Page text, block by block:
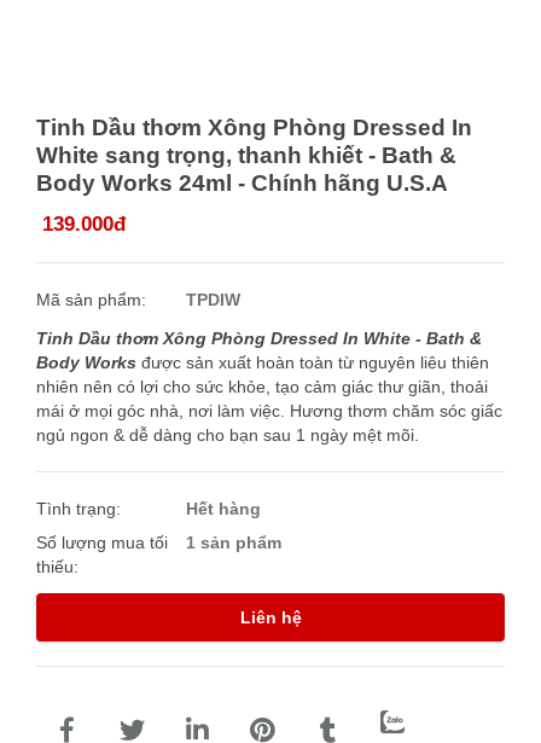
Tinh Dầu thơm Xông Phòng Dressed In
White sang trọng, thanh khiết - Bath &
Body Works 24ml - Chính hãng U.S.A
139.000đ
Mã sản phẩm:
TPDIW
Tinh Dầu thơm Xông Phòng Dressed In White - Bath &
Body Works được sản xuất hoàn toàn từ nguyên liêu thiên
nhiên nên có lợi cho sức khỏe, tạo cảm giác thư giãn, thoải
mái ở mọi góc nhà, nơi làm việc. Hương thơm chăm sóc giấc
ngủ ngon & dễ dàng cho bạn sau 1 ngày mệt mõi.
Tình trạng:
Hết hàng
Số lượng mua tối
thiếu:
1 sản phẩm
Liên hệ